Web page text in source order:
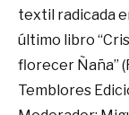
textil radicada
último libro
florecer Ñaña”
Temblores